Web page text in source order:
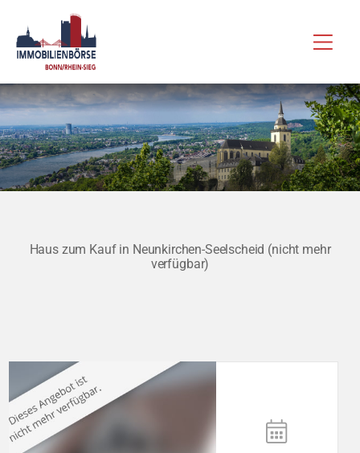
Inhalt
springen
Haus zum Kauf in Neunkirchen-Seelscheid (nicht mehr
verfügbar)